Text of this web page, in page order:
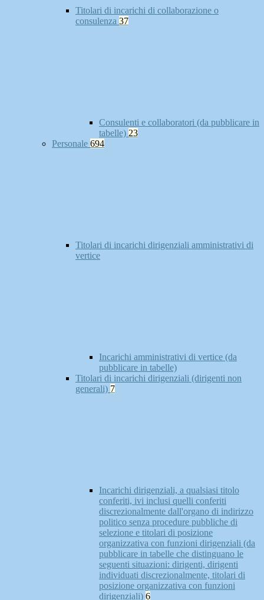
Titolari di incarichi di collaborazione o
consulenza 37
Consulenti e collaboratori (da pubblicare in
tabelle) 23
Personale 694
Titolari di incarichi dirigenziali amministrativi di
vertice
Incarichi amministrativi di vertice (da
pubblicare in tabelle)
Titolari di incarichi dirigenziali (dirigenti non
generali) 7
Incarichi dirigenziali, a qualsiasi titolo
conferiti, ivi inclusi quelli conferiti
discrezionalmente dall'organo di indirizzo
politico senza procedure pubbliche di
selezione e titolari di posizione
organizzativa con funzioni dirigenziali (da
pubblicare in tabelle che distinguano le
seguenti situazioni: dirigenti, dirigenti
individuati discrezionalmente, titolari di
posizione organizzativa con funzioni
dirigenziali) 6